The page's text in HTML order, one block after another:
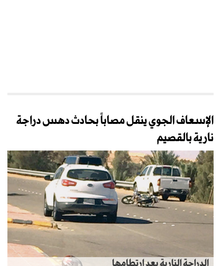
الإسعاف الجوي ينقل مصاباً بحادث دهس دراجة
نارية بالقصيم
الدراجة النارية بعد ارتطامها